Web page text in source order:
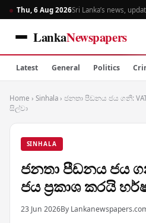
Thu, 6 Aug 2026Sri Lanka’s news,
LankaNewspapers
Latest General Politics
Home › Sinhala › ජනතා පීඩනය ජය ගනී:
සිල්වා
SINHALA
ජනතා පීඩනය ජය
ජය ප්‍රකාශ කරයි
23 Jun 2026By